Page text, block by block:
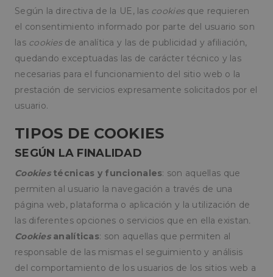
Según la directiva de la UE, las cookiesque requieren
el consentimiento informado por parte del usuario son
las cookiesde analítica y las de publicidad y afiliación,
quedando exceptuadas las de carácter técnico y las
necesarias para el funcionamiento del sitio web o la
prestación de servicios expresamente solicitados por el
usuario.
TIPOS DE COOKIES
SEGÚN LA FINALIDAD
Cookies técnicas y funcionales: son aquellas que
permiten al usuario la navegación a través de una
página web, plataforma o aplicación y la utilización de
las diferentes opciones o servicios que en ella existan.
Cookies analíticas: son aquellas que permiten al
responsable de las mismas el seguimiento y análisis
del comportamiento de los usuarios de los sitios web a